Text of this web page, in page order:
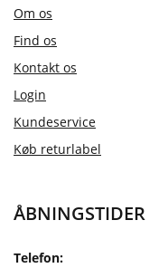
Om os
Find os
Kontakt os
Login
Kundeservice
Køb returlabel
ÅBNINGSTIDER
Telefon: